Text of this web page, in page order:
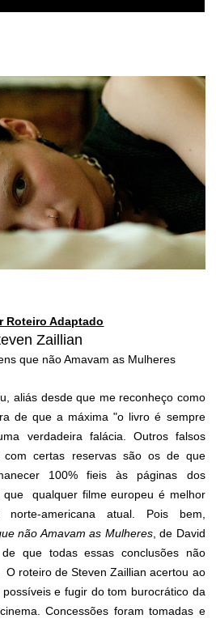
Roteiro Adaptado
Zaillian
que não Amavam as Mulheres
aliás desde que me reconheço como
de que a máxima "o livro é sempre
verdadeira falácia. Outros falsos
com certas reservas são os de que
100% fieis às páginas dos
qualquer filme europeu é melhor
americana atual. Pois bem,
não Amavam as Mulheres, de David
que todas essas conclusões não
roteiro de Steven Zaillian acertou ao
e fugir do tom burocrático da
Concessões foram tomadas e